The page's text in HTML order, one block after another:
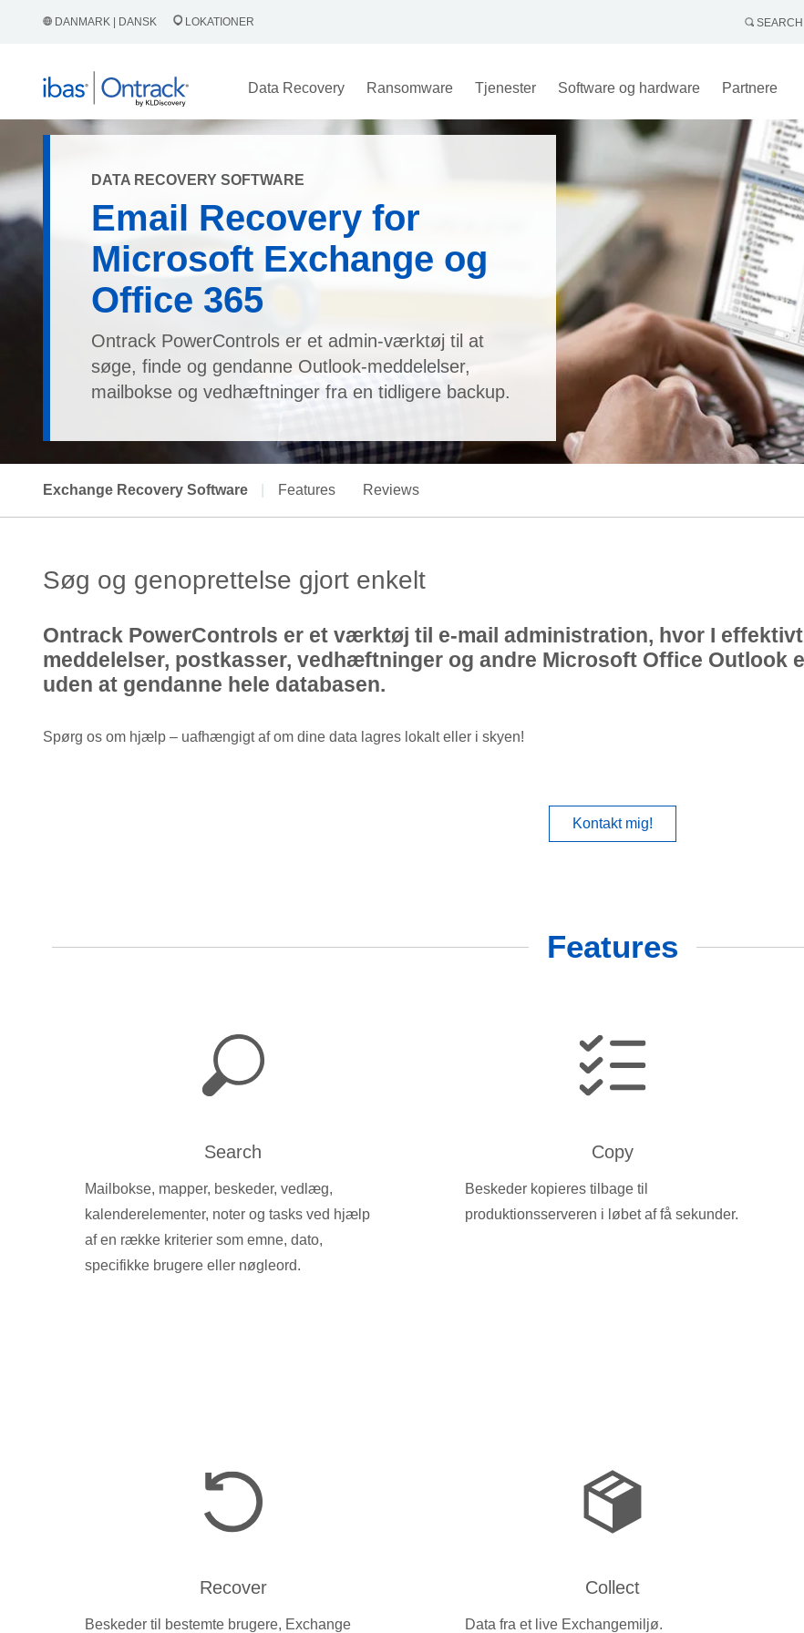
DANMARK | DANSK LOKATIONER SEARCH
Data Recovery Ransomware Tjenester Software og hardware Partnere
DATA RECOVERY SOFTWARE
Email Recovery for
Microsoft Exchange og
Office 365
Ontrack PowerControls er et admin-værktøj til at
søge, finde og gendanne Outlook-meddelelser,
mailbokse og vedhæftninger fra en tidligere backup.
Exchange Recovery Software Features Reviews
Søg og genoprettelse gjort enkelt
Ontrack PowerControls er et værktøj til e-mail administration, hvor I
meddelelser, postkasser, vedhæftninger og andre Microsoft Office Outlook
uden at gendanne hele databasen.
Spørg os om hjælp – uafhængigt af om dine data lagres lokalt eller i skyen!
Kontakt mig!
Features
Search
Mailbokse, mapper, beskeder, vedlæg,
kalenderelementer, noter og tasks ved hjælp
af en række kriterier som emne, dato,
specifikke brugere eller nøgleord.
Copy
Beskeder kopieres tilbage til
produktionsserveren i løbet af få sekunder.
Recover
Beskeder til bestemte brugere, Exchange
Collect
Data fra et live Exchangemiljø.